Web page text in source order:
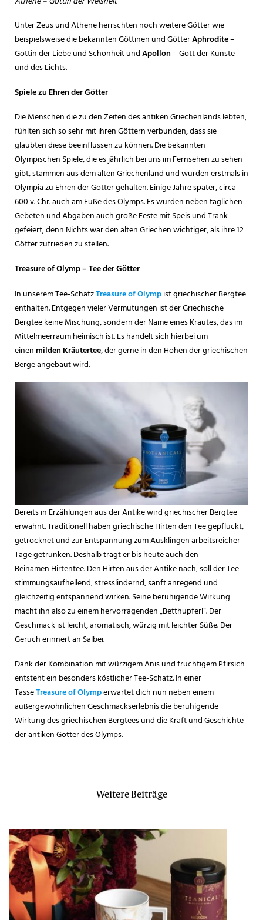
Unter Zeus und Athene herrschten noch weitere Götter wie
beispielsweise die bekannten Göttinen und GötterAphrodite–
Göttin der Liebe und Schönheit undApollon– Gott der Künste
und des Lichts.
Spiele zu Ehren der Götter
Die Menschen die zu den Zeiten des antiken Griechenlands lebten,
fühlten sich so sehr mit ihren Göttern verbunden, dass sie
glaubten diese beeinflussen zu können. Die bekannten
Olympischen Spiele, die es jährlich bei uns im Fernsehen zu sehen
gibt, stammen aus dem alten Griechenland und wurden erstmals in
Olympia zu Ehren der Götter gehalten. Einige Jahre später, circa
600 v. Chr. auch am Fuße des Olymps. Es wurden neben täglichen
Gebeten und Abgaben auch große Feste mit Speis und Trank
gefeiert, denn Nichts war den alten Griechen wichtiger, als ihre 12
Götter zufrieden zu stellen.
Treasure of Olymp – Tee der Götter
In unserem Tee-SchatzTreasure of Olympist griechischer Bergtee
enthalten. Entgegen vieler Vermutungen ist der Griechische
Bergtee keine Mischung, sondern der Name eines Krautes, das im
Mittelmeerraum heimisch ist. Es handelt sich hierbei um
einenmilden Kräutertee, der gerne in den Höhen der griechischen
Berge angebaut wird.
Bereits in Erzählungen aus der Antike wird griechischer Bergtee
erwähnt. Traditionell haben griechische Hirten den Tee gepflückt,
getrocknet und zur Entspannung zum Ausklingen arbeitsreicher
Tage getrunken. Deshalb trägt er bis heute auch den
Beinamen Hirtentee. Den Hirten aus der Antike nach, soll der Tee
stimmungsaufhellend, stresslindernd, sanft anregend und
gleichzeitig entspannend wirken. Seine beruhigende Wirkung
macht ihn also zu einem hervorragenden „Betthupferl“. Der
Geschmack ist leicht, aromatisch, würzig mit leichter Süße. Der
Geruch erinnert an Salbei.
Dank der Kombination mit würzigem Anis und fruchtigem Pfirsich
entsteht ein besonders köstlicher Tee-Schatz. In einer
TasseTreasure of Olymperwartet dich nun neben einem
außergewöhnlichen Geschmackserlebnis die beruhigende
Wirkung des griechischen Bergtees und die Kraft und Geschichte
der antiken Götter des Olymps.
Weitere Beiträge